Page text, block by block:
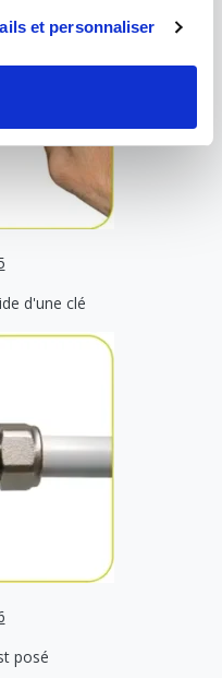
et personnaliser
d'une clé
posé